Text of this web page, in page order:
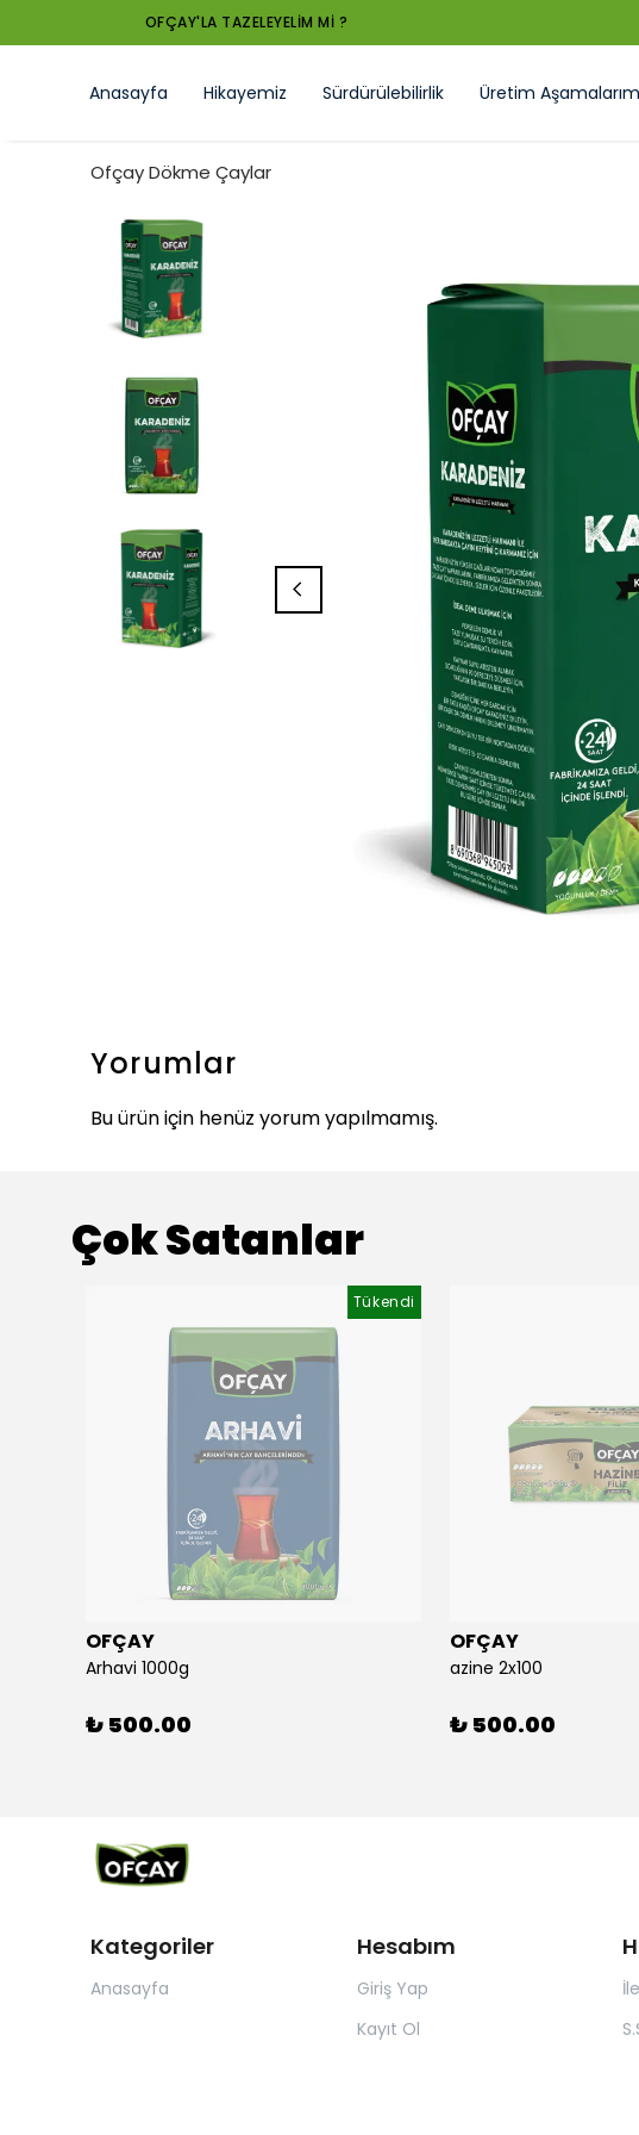
Anasayfa Hikayemiz Sürdürülebilirlik Üretim
Ofçay Dökme Çaylar
Yorumlar
Bu ürün için henüz yorum yapılmamış.
Çok Satanlar
Tükendi
OFÇAY
Arhavi 1000g
₺ 500.00
OFÇAY
azine 2x100
₺ 500.00
Kategoriler
Anasayfa
Hesabım
Giriş Yap
Kayıt Ol